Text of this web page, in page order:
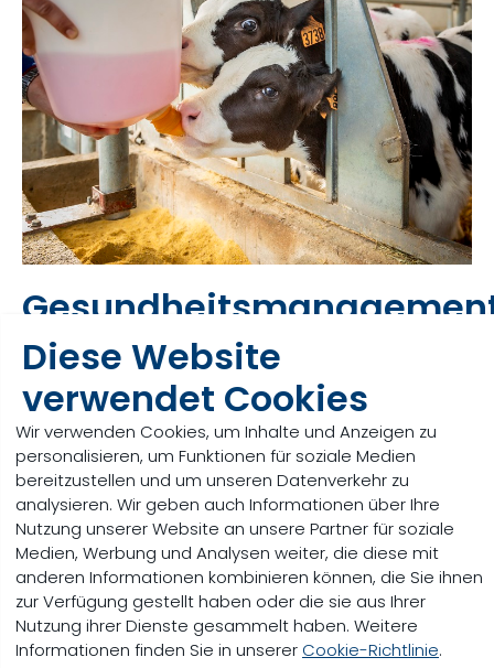
Diese Website
verwendet Cookies
Wir verwenden Cookies, um Inhalte und Anzeigen zu
personalisieren, um Funktionen für soziale Medien
bereitzustellen und um unseren Datenverkehr zu
analysieren. Wir geben auch Informationen über Ihre
Nutzung unserer Website an unsere Partner für soziale
Medien, Werbung und Analysen weiter, die diese mit
anderen Informationen kombinieren können, die Sie ihnen
zur Verfügung gestellt haben oder die sie aus Ihrer
Nutzung ihrer Dienste gesammelt haben. Weitere
Informationen finden Sie in unserer Cookie-Richtlinie.
bei Kälbern
Ein umfassendes Gesundheitsmanagement ist bei
der Aufzucht von Kälbern von entscheidender
Bedeutung.Durchfall, Dehydration oder
Atemprobleme sind die häufigsten Todesursachen
bei Kälbern - und eine große Herausforderung für
den Landwirt.
Mehr erfahren